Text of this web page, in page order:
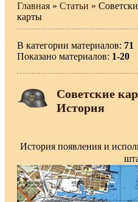
Главная » Статьи »
карты
В категории материалов: 71
Показано материалов: 1-20
Советские
История
История появления и